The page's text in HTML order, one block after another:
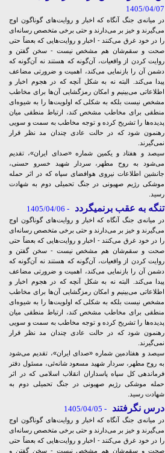
1405/04/07
در میانه‌ی جنگ آنگاه که اخبار و روایت‌های گوناگون اوج
می‌گیرند و خیز بر می‌دارند و حتی برخی متخصص رسانه‌ای
را در خود غرق می‌کنند - اخبار و روایت‌هایی که بعضاً حتی
صحت و سقم‌شان هم مشخص نیست - سخن گفتن و
روایت کردن از واقعیات، آن‌گونه که هستند نه آن‌گونه که
دشمن آن را بازنمایی می‌کند، اهمیت و ضرورتی مضاعف
پیدا می‌کند. البته نه به شکل آنچه که در هجوم اخبار و
اطلاعاتی می‌بینیم و امکان رمزگشایی‌ آن‌ها برای مخاطب
مشخص نیست بلکه به شکلی که اولویت‌ها را به شیوه‌ای
منطقی برای مخاطب مشخص کند، ارتباط منطقی میان
پدیده‌ها را تشریح کرده و توجه مخاطب به سمت و سویی
رهنمون شود که در حالت عادی چندان مد نظر قرار
نمی‌گیرند.
سیصد و هفتاد و یکمین شماره «صدای ایران»، تقدیم
می‌شود به روح مطهر، سردار شهید خسرو حسنی،
جانشین اطلاعات نیروی هوافضای سپاه که در اثر حمله
موشکی رژیم صهیونی در جنگ تحمیلی دوم به شهادت
رسید.
تنگه به عقب برنمیگردد - 1405/04/06
در میانه‌ی جنگ آنگاه که اخبار و روایت‌های گوناگون اوج
می‌گیرند و خیز بر می‌دارند و حتی برخی متخصص رسانه‌ای
را در خود غرق می‌کنند - اخبار و روایت‌هایی که بعضاً حتی
صحت و سقم‌شان هم مشخص نیست - سخن گفتن و
روایت کردن از واقعیات، آن‌گونه که هستند نه آن‌گونه که
دشمن آن را بازنمایی می‌کند، اهمیت و ضرورتی مضاعف
پیدا می‌کند. البته نه به شکل آنچه که در هجوم اخبار و
اطلاعاتی می‌بینیم و امکان رمزگشایی‌ آن‌ها برای مخاطب
مشخص نیست بلکه به شکلی که اولویت‌ها را به شیوه‌ای
منطقی برای مخاطب مشخص کند، ارتباط منطقی میان
پدیده‌ها را تشریح کرده و توجه مخاطب به سمت و سویی
رهنمون شود که در حالت عادی چندان مد نظر قرار
نمی‌گیرند.
سیصد و هفتادمین شماره «صدای ایران»، تقدیم می‌شود
به روح مطهر، سردار شهید مسعود شانه‌ئی، مسئول دفتر
فرماندهی کل سپاه پاسداران انقلاب اسلامی که در اثر
حمله موشکی رژیم صهیونی در جنگ تحمیلی دوم به
شهادت رسید.
درس نگرفتند - 1405/04/05
در میانه‌ی جنگ آنگاه که اخبار و روایت‌های گوناگون اوج
می‌گیرند و خیز بر می‌دارند و حتی برخی متخصص رسانه‌ای
را در خود غرق می‌کنند - اخبار و روایت‌هایی که بعضاً حتی
صحت و سقم‌شان هم مشخص نیست - سخن گفتن و